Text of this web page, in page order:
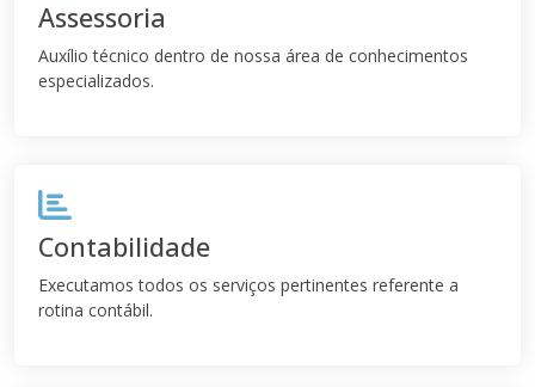
Assessoria
Auxílio técnico dentro de nossa área de conhecimentos
especializados.
Contabilidade
Executamos todos os serviços pertinentes referente a
rotina contábil.